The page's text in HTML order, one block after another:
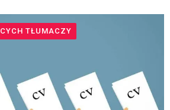
TŁUMACZY